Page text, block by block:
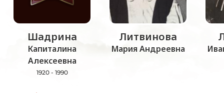
Шадрина
Капиталина
Алексеевна
1920 - 1990
Литвинова
Мария Андреевна